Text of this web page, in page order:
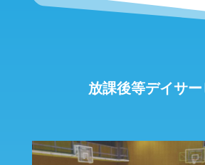
放課後等デイサー